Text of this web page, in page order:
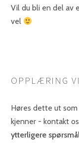
Vil du bli en del av
vel
OPPLÆRING
Høres dette ut
kjenner - kontakt
ytterligere